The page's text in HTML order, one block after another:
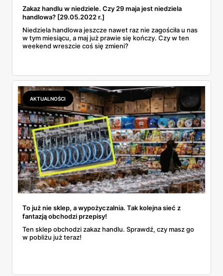
Zakaz handlu w niedziele. Czy 29 maja jest niedziela
handlowa? [29.05.2022 r.]
Niedziela handlowa jeszcze nawet raz nie zagościła u nas
w tym miesiącu, a maj już prawie się kończy. Czy w ten
weekend wreszcie coś się zmieni?
AKTUALNOŚCI
To już nie sklep, a wypożyczalnia. Tak kolejna sieć z
fantazją obchodzi przepisy!
Ten sklep obchodzi zakaz handlu. Sprawdź, czy masz go
w pobliżu już teraz!